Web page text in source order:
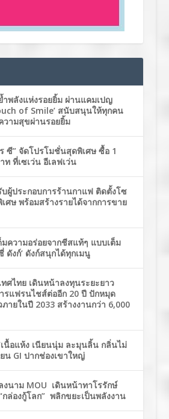
พลังแห่งรอยยิ้ม ผ่านแคมเปญ
of Smile’ สนับสนุนให้ทุกคน
วามสุขผ่านรอยยิ้ม
ซี” จัดโปรโมชั่นสุดพิเศษ ซื้อ 1
ท ที่เซเว่น อีเลฟเว่น
ผู้ประกอบการร้านกาแฟ ติดตั้งโซ
ศษ พร้อมสร้างรายได้จากการขาย
ความอร่อยจากชีสแท้ๆ แบบเต็ม
ดังก์’ ดังก์สนุกได้ทุกเมนู
ศไทย เดินหน้าลงทุนระยะยาว
รแฟรนไชส์ต่ออีก 20 ปี ปักหมุด
ายในปี 2033 สร้างงานกว่า 6,000
นื้อแห้ง เนียนนุ่ม ละมุนลิ้น กลิ่นไม่
น GI ปากช่องเขาใหญ่
นาม MOU เดินหน้าทาโรรักษ์
ล่องกู้โลก” พลิกขยะเป็นพลังงาน